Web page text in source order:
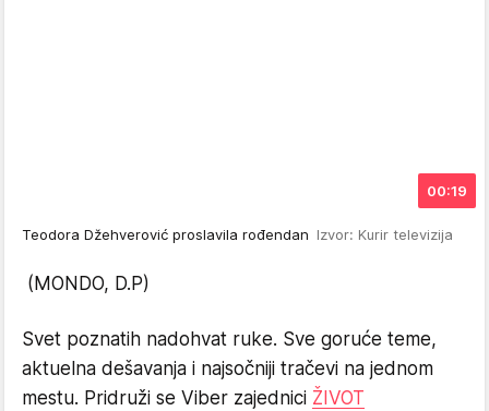
00:19
Teodora Džehverović proslavila rođendan Izvor: Kurir televizija
(MONDO, D.P)
Svet poznatih nadohvat ruke. Sve goruće teme,
aktuelna dešavanja i najsočniji tračevi na jednom
mestu. Pridruži se Viber zajednici ŽIVOT